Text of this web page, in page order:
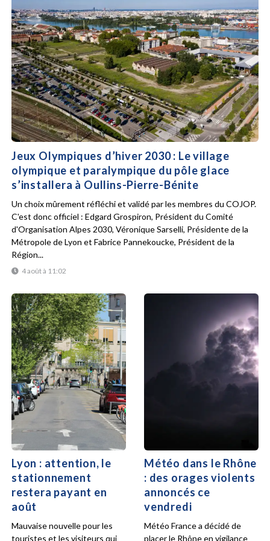
Jeux Olympiques d’hiver 2030 : Le village
olympique et paralympique du pôle glace
s’installera à Oullins-Pierre-Bénite
4 août à 11:02
Un choix mûrement réfléchi et validé par les membres du COJOP.
C'est donc officiel : Edgard Grospiron, Président du Comité
d'Organisation Alpes 2030, Véronique Sarselli, Présidente de la
Métropole de Lyon et Fabrice Pannekoucke, Président de la
Région...
Lyon : attention, le
stationnement
restera payant en
août
Mauvaise nouvelle pour les
touristes et les visiteurs qui
Météo dans le Rhône
: des orages violents
annoncés ce
vendredi
Météo France a décidé de
placer le Rhône en vigilance